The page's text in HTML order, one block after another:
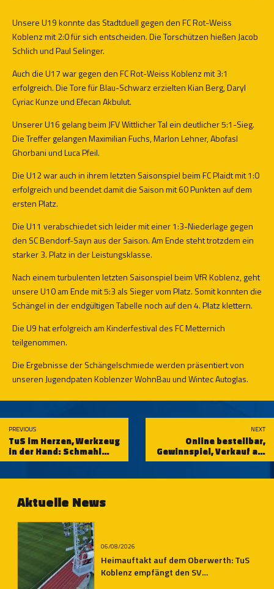
Unsere U19 konnte das Stadtduell gegen den FC Rot-Weiss
Koblenz mit 2:0 für sich entscheiden. Die Torschützen hießen Jacob
Schlich und Paul Selinger.
Auch die U17 war gegen den FC Rot-Weiss Koblenz mit 3:1
erfolgreich. Die Tore für Blau-Schwarz erzielten Kian Berg, Daryl
Cyriac Kunze und Efecan Akbulut.
Unserer U16 gelang beim JFV Wittlicher Tal ein deutlicher 5:1-Sieg.
Die Treffer gelangen Maximilian Fuchs, Marlon Lehner, Abofasl
Ghorbani und Luca Pfeil.
Die U12 war auch in ihrem letzten Saisonspiel beim FC Plaidt mit 1:0
erfolgreich und beendet damit die Saison mit 60 Punkten auf dem
ersten Platz.
Die U11 verabschiedet sich leider mit einer 1:3-Niederlage gegen
den SC Bendorf-Sayn aus der Saison. Am Ende steht trotzdem ein
starker 3. Platz in der Leistungsklasse.
Nach einem turbulenten letzten Saisonspiel beim VfR Koblenz, geht
unsere U10 am Ende mit 5:3 als Sieger vom Platz. Somit konnten die
Schängel in der endgültigen Tabelle noch auf den 4. Platz klettern.
Die U9 hat erfolgreich am Kinderfestival des FC Metternich
teilgenommen.
Die Ergebnisse der Schängelschmiede werden präsentiert von
unseren Jugendpaten Koblenzer WohnBau und Wintec Autoglas.
PREVIOUS
TuS im Herzen, Werkzeug
in der Hand: Schmahl
GmbH bleibt Partner der
NEXT
Online bestellbar,
Gewinnspiel, Verkauf am
Samstag: Updates zur
Aktuelle News
06/08/2026
Heimauftakt auf dem Oberwerth: TuS
Koblenz empfängt den SV